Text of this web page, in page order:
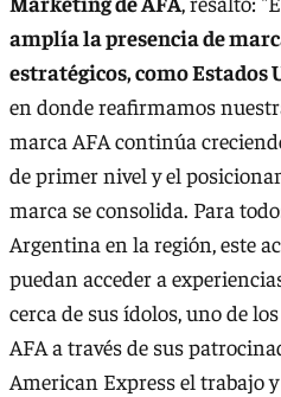
amplía la presencia de
estratégicos, como
en donde reafirmamos
marca AFA continúa
de primer nivel y el
marca se consolida. Para
Argentina en la región, este
puedan acceder a
cerca de sus ídolos, uno de
AFA a través de sus
American Express el trabajo